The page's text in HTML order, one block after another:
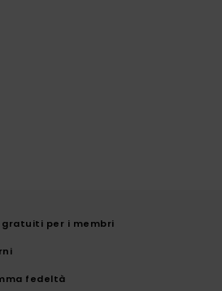
gratuiti per i membri
fedeltà